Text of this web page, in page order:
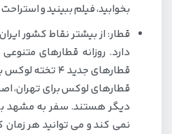
بخوابید، فیلم ببینید و
قطار: از بیشتر نقاط کشور
قطارهای جدید 4
قطارهای لوکس برای تهران،
دیگر هستند. سفر به مشهد
نمی کند و می توانید هر